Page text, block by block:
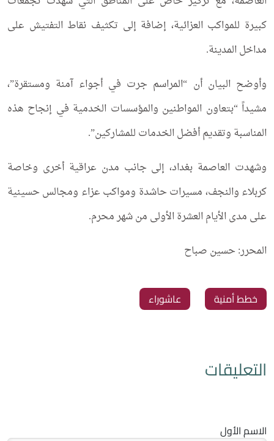
كبيرة للمواكب العزائية، إضافة إلى تكثيف نقاط التفتيش على
مداخل المدينة.
وأوضح البيان أن “المراسم جرت في أجواء آمنة ومستقرة”،
مشيداً “بتعاون المواطنين والمؤسسات الخدمية في إنجاح هذه
المناسبة وتقديم أفضل الخدمات للمشاركين”.
وشهدت العاصمة بغداد، إلى جانب مدن عراقية أخرى وخاصة
كربلاء والنجف، مسيرات حاشدة ومواكب عزاء ومجالس حسينية
على مدى الأيام العشرة الأولى من شهر محرم.
المحرر: حسين صباح
خطط أمنية عاشوراء
التعليقات
الاسم الأول